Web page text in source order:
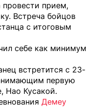
провести прием,
Встреча бойцов
с итоговым
себе как минимум
встретится с 23-
первую
Нао Кусакой.
Демеу